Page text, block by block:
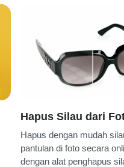
Hapus Silau dari
Hapus dengan mudah
pantulan di foto secara
dengan alat penghapus